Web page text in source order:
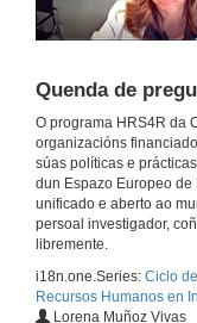
Quenda de
O programa HRS4R da
organizacións
súas políticas e
dun Espazo Europeo
unificado e aberto ao
persoal investigador,
libremente.
i18n.one.Series: Ciclo
Recursos Humanos en
Lorena Muñoz Vivas